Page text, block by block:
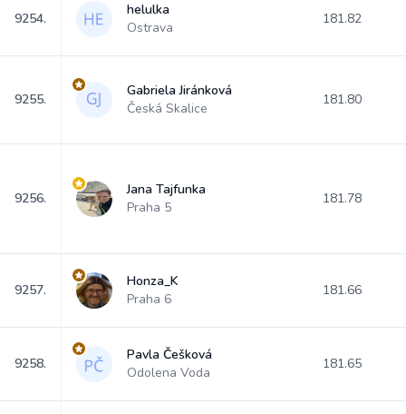
9254.
helulka
Ostrava
181.82
9255.
Gabriela Jiránková
Česká Skalice
181.80
9256.
Jana Tajfunka
Praha 5
181.78
9257.
Honza_K
Praha 6
181.66
9258.
Pavla Češková
Odolena Voda
181.65